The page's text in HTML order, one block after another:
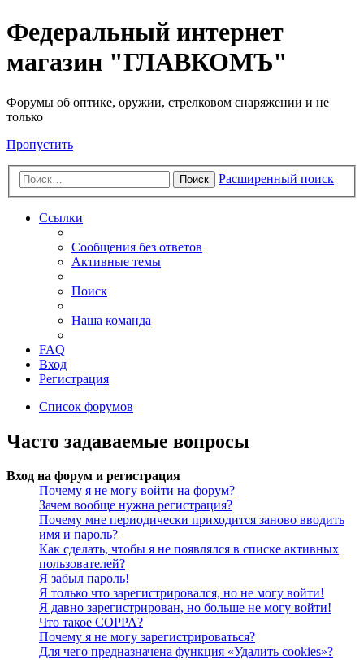
Федеральный интернет
магазин "ГЛАВКОМЪ"
Форумы об оптике, оружии, стрелковом снаряжении и не
только
Пропустить
Поиск Расширенный поиск
Ссылки
Сообщения без ответов
Активные темы
Поиск
Наша команда
FAQ
Вход
Регистрация
Список форумов
Часто задаваемые вопросы
Вход на форум и регистрация
Почему я не могу войти на форум?
Зачем вообще нужна регистрация?
Почему мне периодически приходится заново вводить
имя и пароль?
Как сделать, чтобы я не появлялся в списке активных
пользователей?
Я забыл пароль!
Я только что зарегистрировался, но не могу войти!
Я давно зарегистрирован, но больше не могу войти!
Что такое COPPA?
Почему я не могу зарегистрироваться?
Для чего предназначена функция «Удалить cookies»?